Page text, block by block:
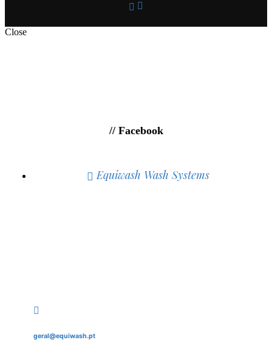
Close
// Facebook
Equiwash Wash Systems
geral@equiwash.pt